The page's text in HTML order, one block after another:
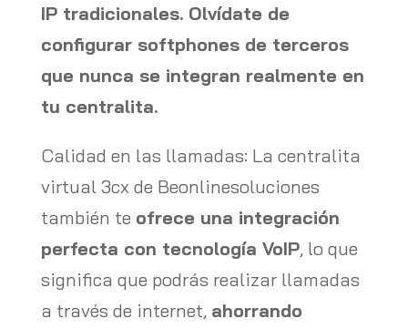
IP tradicionales. Olvídate de
configurar softphones de terceros
que nunca se integran realmente en
tu centralita.
Calidad en las llamadas: La centralita
virtual 3cx de Beonlinesoluciones
también te ofrece una integración
perfecta con tecnología VoIP, lo que
significa que podrás realizar llamadas
a través de internet, ahorrando